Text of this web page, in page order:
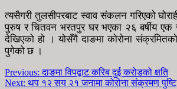
त्यसैगरी तुलसीपरबाट स्वाव संकलन गरिएको
पुरुष र चितवन भरतपुर घर भएका २६ बर्षीय एक
देखिएको हो । योसँगै दाङमा कोरोना
पुगेको छ ।
Previous: दाङमा विपद्बाट करिब दुई करोडको क्षति
Next: थप १२ सय २१ जनामा कोरोना संक्रमण पुष्टि